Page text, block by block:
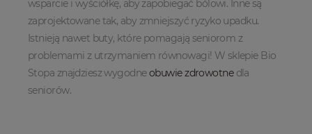
wsparcie i wyściółkę, aby zapobiegać bólowi. Inne są
zaprojektowane tak, aby zmniejszyć ryzyko upadku.
Istnieją nawet buty, które pomagają seniorom z
problemami z utrzymaniem równowagi! W sklepie Bio
Stopa znajdziesz wygodneobuwie zdrowotnedla
seniorów.